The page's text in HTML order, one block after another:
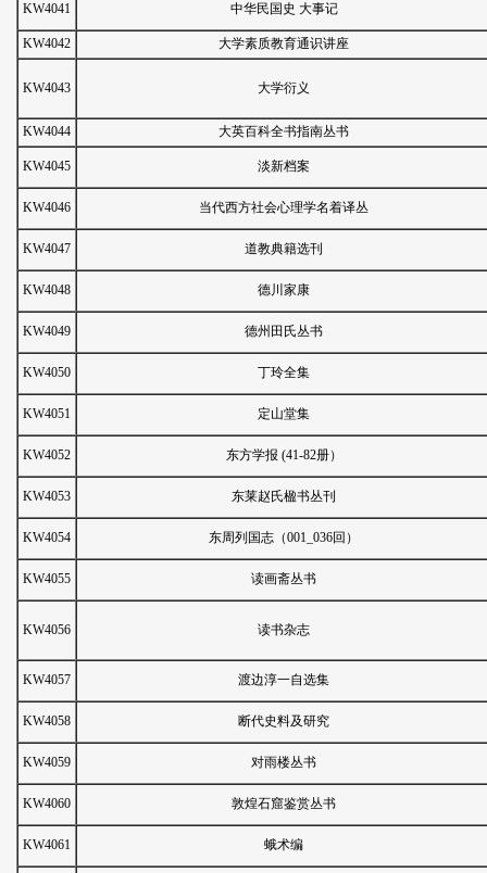
KW4041 中华民国史 大事记
KW4042 大学素质教育通识讲座
KW4043 大学衍义
KW4044 大英百科全书指南丛书
KW4045 淡新档案
KW4046 当代西方社会心理学名着译丛
KW4047 道教典籍选刊
KW4048 德川家康
KW4049 德州田氏丛书
KW4050 丁玲全集
KW4051 定山堂集
KW4052 东方学报 (41-82册）
KW4053 东莱赵氏楹书丛刊
KW4054 东周列国志（001_036回）
KW4055 读画斋丛书
KW4056 读书杂志
KW4057 渡边淳一自选集
KW4058 断代史料及研究
KW4059 对雨楼丛书
KW4060 敦煌石窟鉴赏丛书
KW4061 蛾术编